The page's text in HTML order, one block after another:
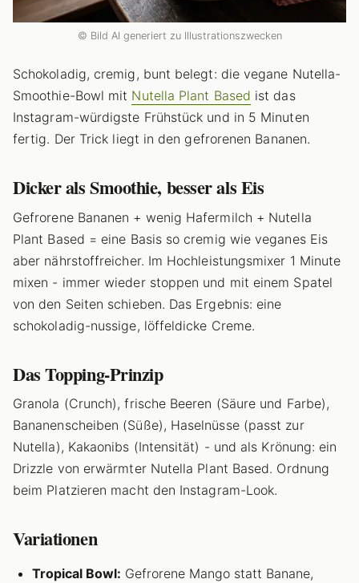
© Bild AI generiert zu Illustrationszwecken
Schokoladig, cremig, bunt belegt: die vegane Nutella-
Smoothie-Bowl mit Nutella Plant Based ist das
Instagram-würdigste Frühstück und in 5 Minuten
fertig. Der Trick liegt in den gefrorenen Bananen.
Dicker als Smoothie, besser als Eis
Gefrorene Bananen + wenig Hafermilch + Nutella
Plant Based = eine Basis so cremig wie veganes Eis
aber nährstoffreicher. Im Hochleistungsmixer 1 Minute
mixen - immer wieder stoppen und mit einem Spatel
von den Seiten schieben. Das Ergebnis: eine
schokoladig-nussige, löffeldicke Creme.
Das Topping-Prinzip
Granola (Crunch), frische Beeren (Säure und Farbe),
Bananenscheiben (Süße), Haselnüsse (passt zur
Nutella), Kakaonibs (Intensität) - und als Krönung: ein
Drizzle von erwärmter Nutella Plant Based. Ordnung
beim Platzieren macht den Instagram-Look.
Variationen
Tropical Bowl: Gefrorene Mango statt Banane,